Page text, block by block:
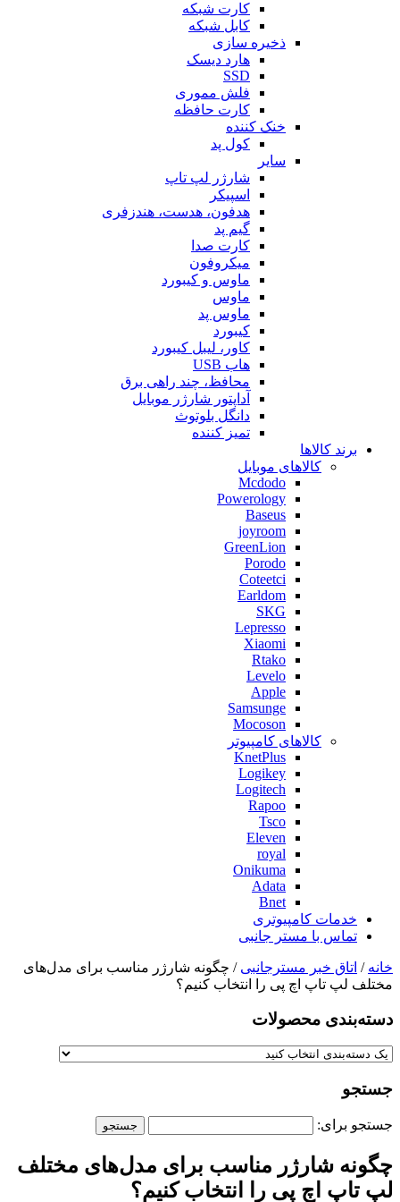
کارت شبکه
کابل شبکه
ذخیره سازی
هارد دیسک
SSD
فلش مموری
کارت حافظه
خنک کننده
کول پد
سایر
شارژر لپ تاپ
اسپیکر
هدفون، هدست، هندزفری
گیم پد
کارت صدا
میکروفون
ماوس و کیبورد
ماوس
ماوس پد
کیبورد
کاور، لیبل کیبورد
هاب USB
محافظ، چند راهی برق
آداپتور شارژر موبایل
دانگل بلوتوث
تمیز کننده
برند کالاها
کالاهای موبایل
Mcdodo
Powerology
Baseus
joyroom
GreenLion
Porodo
Coteetci
Earldom
SKG
Lepresso
Xiaomi
Rtako
Levelo
Apple
Samsunge
Mocoson
کالاهای کامپیوتر
KnetPlus
Logikey
Logitech
Rapoo
Tsco
Eleven
royal
Onikuma
Adata
Bnet
خدمات کامپیوتری
تماس با مستر جانبی
خانه / اتاق خبر مسترجانبی / چگونه شارژر مناسب برای مدل‌های
مختلف لپ تاپ اچ پی را انتخاب کنیم؟
دسته‌بندی‌ محصولات
جستجو
جستجو برای:
چگونه شارژر مناسب برای مدل‌های مختلف
لپ تاپ اچ پی را انتخاب کنیم؟